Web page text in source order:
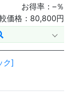
お得率： –％
価格： 80,800円
ク]